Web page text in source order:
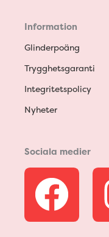
Information
Glinderpoäng
Trygghetsgaranti
Integritetspolicy
Nyheter
Sociala medier
F
a